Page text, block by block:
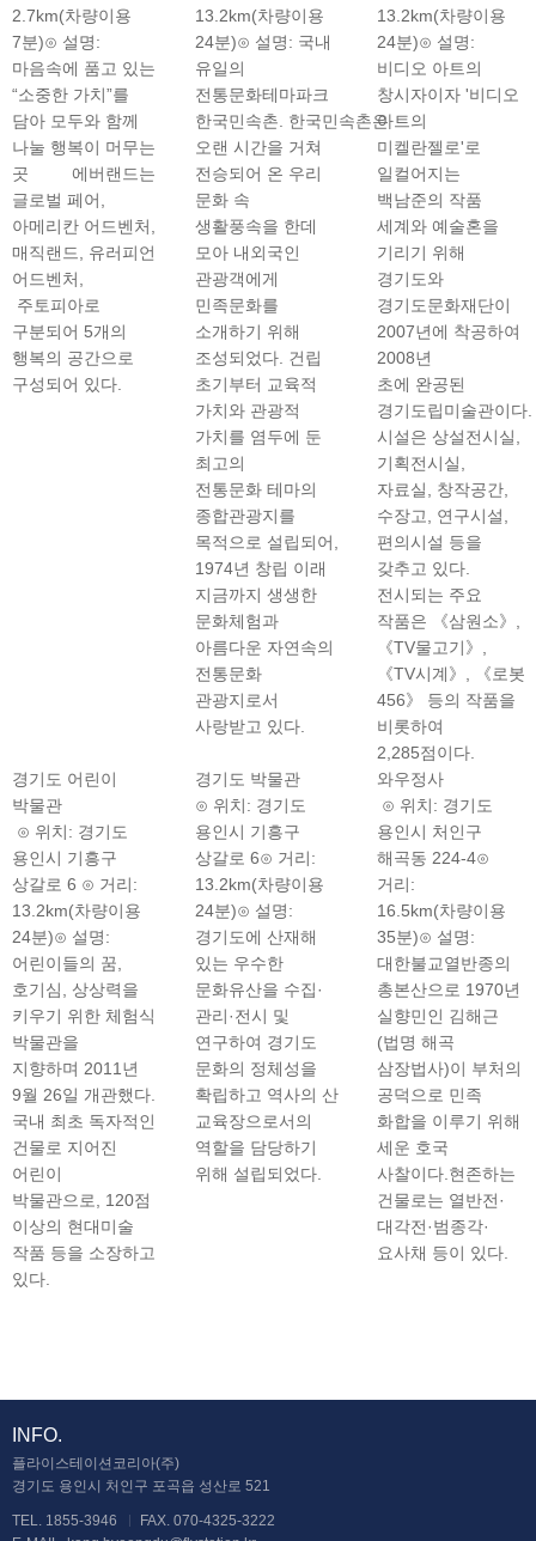
2.7km(차량이용
7분)⊙ 설명:
마음속에 품고 있는
“소중한 가치”를
담아 모두와 함께
나눌 행복이 머무는
곳 에버랜드는
글로벌 페어,
아메리칸 어드벤처,
매직랜드, 유러피언
어드벤처,
주토피아로
구분되어 5개의
행복의 공간으로
구성되어 있다.
13.2km(차량이용
24분)⊙ 설명: 국내
유일의
전통문화테마파크
한국민속촌. 한국민속촌은
오랜 시간을 거쳐
전승되어 온 우리
문화 속
생활풍속을 한데
모아 내외국인
관광객에게
민족문화를
소개하기 위해
조성되었다. 건립
초기부터 교육적
가치와 관광적
가치를 염두에 둔
최고의
전통문화 테마의
종합관광지를
목적으로 설립되어,
1974년 창립 이래
지금까지 생생한
문화체험과
아름다운 자연속의
전통문화
관광지로서
사랑받고 있다.
13.2km(차량이용
24분)⊙ 설명:
비디오 아트의
창시자이자 '비디오
아트의
미켈란젤로'로
일컬어지는
백남준의 작품
세계와 예술혼을
기리기 위해
경기도와
경기도문화재단이
2007년에 착공하여
2008년
초에 완공된
경기도립미술관이다
시설은 상설전시실,
기획전시실,
자료실, 창작공간,
수장고, 연구시설,
편의시설 등을
갖추고 있다.
전시되는 주요
작품은 《삼원소》,
《TV물고기》,
《TV시계》, 《로봇
456》 등의 작품을
비롯하여
2,285점이다.
경기도 어린이
박물관
⊙ 위치: 경기도
용인시 기흥구
상갈로 6 ⊙ 거리:
13.2km(차량이용
24분)⊙ 설명:
어린이들의 꿈,
호기심, 상상력을
키우기 위한 체험식
박물관을
지향하며 2011년
9월 26일 개관했다.
국내 최초 독자적인
건물로 지어진
어린이
박물관으로, 120점
이상의 현대미술
작품 등을 소장하고
있다.
경기도 박물관
⊙ 위치: 경기도
용인시 기흥구
상갈로 6⊙ 거리:
13.2km(차량이용
24분)⊙ 설명:
경기도에 산재해
있는 우수한
문화유산을 수집·
관리·전시 및
연구하여 경기도
문화의 정체성을
확립하고 역사의 산
교육장으로서의
역할을 담당하기
위해 설립되었다.
와우정사
⊙ 위치: 경기도
용인시 처인구
해곡동 224-4⊙
거리:
16.5km(차량이용
35분)⊙ 설명:
대한불교열반종의
총본산으로 1970년
실향민인 김해근
(법명 해곡
삼장법사)이 부처의
공덕으로 민족
화합을 이루기 위해
세운 호국
사찰이다.현존하는
건물로는 열반전·
대각전·범종각·
요사채 등이 있다.
INFO.
플라이스테이션코리아(주)
경기도 용인시 처인구 포곡읍 성산로 521
TEL. 1855-3946
FAX. 070-4325-3222